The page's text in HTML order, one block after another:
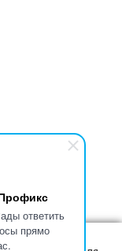
ответить
прямо